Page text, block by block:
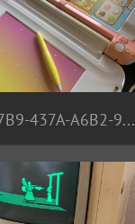
BE34AD23-87B9-437A-A6B2-9E0FF7C0AE2D